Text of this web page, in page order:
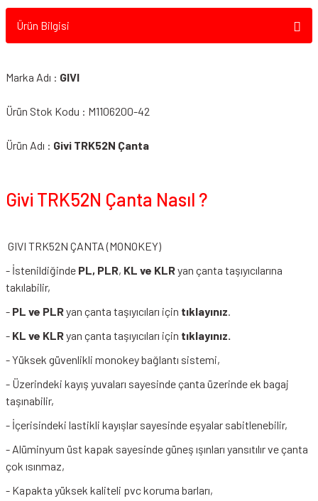
Ürün Bilgisi
Marka Adı : GIVI
Ürün Stok Kodu : M1106200-42
Ürün Adı : Givi TRK52N Çanta
Givi TRK52N Çanta Nasıl ?
GIVI TRK52N ÇANTA (MONOKEY)
- İstenildiğinde PL, PLR, KL ve KLRyan çanta taşıyıcılarına
takılabilir,
- PL ve PLRyan çanta taşıyıcıları için tıklayınız.
- KL ve KLRyan çanta taşıyıcıları için tıklayınız.
- Yüksek güvenlikli monokey bağlantı sistemi,
- Üzerindeki kayış yuvaları sayesinde çanta üzerinde ek bagaj
taşınabilir,
- İçerisindeki lastikli kayışlar sayesinde eşyalar sabitlenebilir,
- Alüminyum üst kapak sayesinde güneş ışınları yansıtılır ve çanta
çok ısınmaz,
- Kapakta yüksek kaliteli pvc koruma barları,